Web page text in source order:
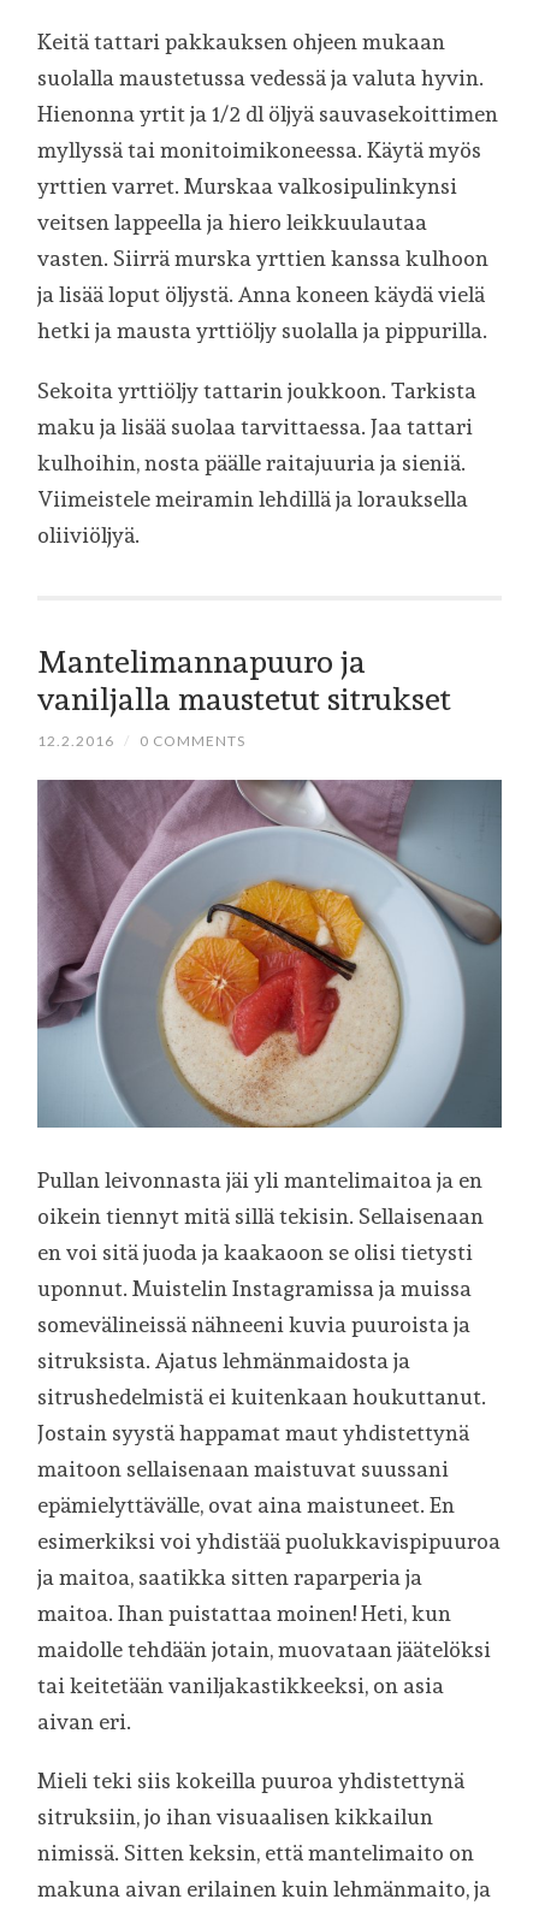
Keitä tattari pakkauksen ohjeen mukaan
suolalla maustetussa vedessä ja valuta hyvin.
Hienonna yrtit ja 1/2 dl öljyä sauvasekoittimen
myllyssä tai monitoimikoneessa. Käytä myös
yrttien varret. Murskaa valkosipulinkynsi
veitsen lappeella ja hiero leikkuulautaa
vasten. Siirrä murska yrttien kanssa kulhoon
ja lisää loput öljystä. Anna koneen käydä vielä
hetki ja mausta yrttiöljy suolalla ja pippurilla.
Sekoita yrttiöljy tattarin joukkoon. Tarkista
maku ja lisää suolaa tarvittaessa. Jaa tattari
kulhoihin, nosta päälle raitajuuria ja sieniä.
Viimeistele meiramin lehdillä ja lorauksella
oliiviöljyä.
Mantelimannapuuro ja
vaniljalla maustetut sitrukset
12.2.2016 / 0 COMMENTS
Pullan leivonnasta jäi yli mantelimaitoa ja en
oikein tiennyt mitä sillä tekisin. Sellaisenaan
en voi sitä juoda ja kaakaoon se olisi tietysti
uponnut. Muistelin Instagramissa ja muissa
somevälineissä nähneeni kuvia puuroista ja
sitruksista. Ajatus lehmänmaidosta ja
sitrushedelmistä ei kuitenkaan houkuttanut.
Jostain syystä happamat maut yhdistettynä
maitoon sellaisenaan maistuvat suussani
epämielyttävälle, ovat aina maistuneet. En
esimerkiksi voi yhdistää puolukkavispipuuroa
ja maitoa, saatikka sitten raparperia ja
maitoa. Ihan puistattaa moinen! Heti, kun
maidolle tehdään jotain, muovataan jäätelöksi
tai keitetään vaniljakastikkeeksi, on asia
aivan eri.
Mieli teki siis kokeilla puuroa yhdistettynä
sitruksiin, jo ihan visuaalisen kikkailun
nimissä. Sitten keksin, että mantelimaito on
makuna aivan erilainen kuin lehmänmaito, ja